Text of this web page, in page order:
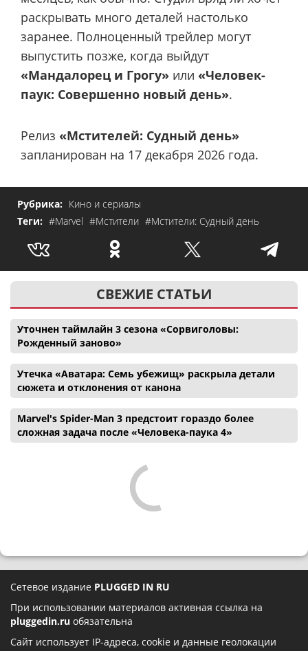
раскрывать много деталей настолько
заранее. Полноценный трейлер могут
выпустить позже, когда выйдут
«Мандалорец и Грогу» или «Человек-
паук: Совершенно новый день».
Релиз «Мстителей: Судный день»
запланирован на 17 декабря 2026 года.
Рубрика: Кино и сериалы
Теги: #Marvel #Мстители #Мстители: Судный день
СВЕЖИЕ СТАТЬИ
Уточнен таймлайн 3 сезона «Сорвиголовы:
Рожденный заново»
Утечка «Аватара: Семь убежищ» раскрыла детали
сюжета и отклонения от канона
Marvel's Spider-Man 3 предстоит гораздо более
сложная задача после «Человека-паука 4»
Сетевое издание PLUGGED IN RU
При использовании материалов активная ссылка на
pluggedin.ru обязательна
Сайт использует IP-адреса, cookie и данные геолокации